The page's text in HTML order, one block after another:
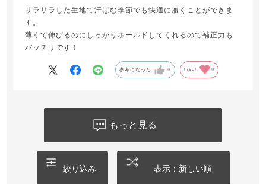
サラサラした生地で汗ばむ季節でも快適に履くことができま
す。
薄くて伸びるのにしっかりホールドしてくれるので補正力も
バッチリです！
参考になった 0 Like! 0
もっと見る
絞り込み 表示：新しい順